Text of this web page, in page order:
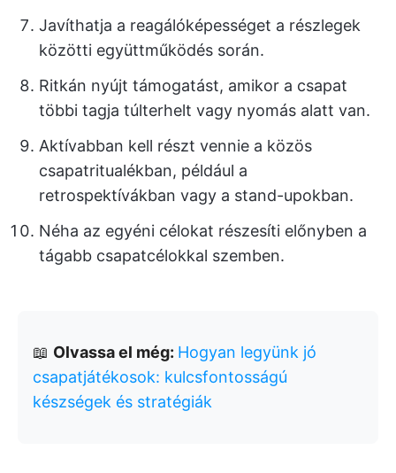
Javíthatja a reagálóképességet a részlegek
közötti együttműködés során.
Ritkán nyújt támogatást, amikor a csapat
többi tagja túlterhelt vagy nyomás alatt van.
Aktívabban kell részt vennie a közös
csapatritualékban, például a
retrospektívákban vagy a stand-upokban.
Néha az egyéni célokat részesíti előnyben a
tágabb csapatcélokkal szemben.
📖 Olvassa el még: Hogyan legyünk jó
csapatjátékosok: kulcsfontosságú
készségek és stratégiák